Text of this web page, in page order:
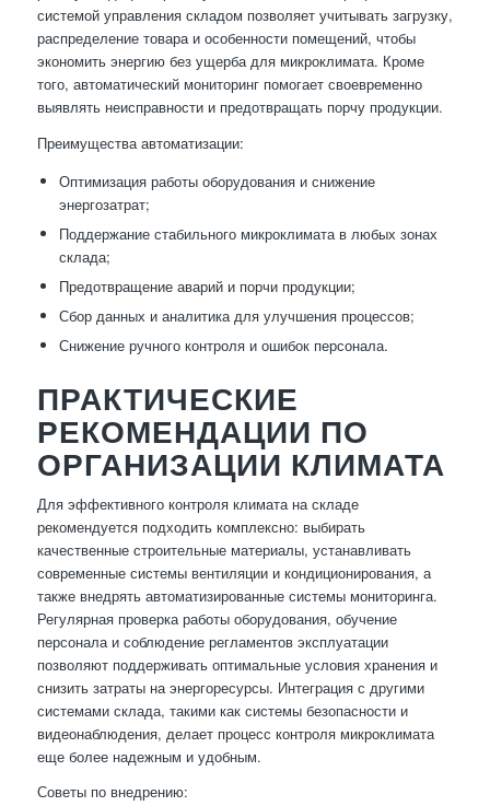
системой управления складом позволяет учитывать загрузку,
распределение товара и особенности помещений, чтобы
экономить энергию без ущерба для микроклимата. Кроме
того, автоматический мониторинг помогает своевременно
выявлять неисправности и предотвращать порчу продукции.
Преимущества автоматизации:
Оптимизация работы оборудования и снижение
энергозатрат;
Поддержание стабильного микроклимата в любых зонах
склада;
Предотвращение аварий и порчи продукции;
Сбор данных и аналитика для улучшения процессов;
Снижение ручного контроля и ошибок персонала.
ПРАКТИЧЕСКИЕ
РЕКОМЕНДАЦИИ ПО
ОРГАНИЗАЦИИ КЛИМАТА
Для эффективного контроля климата на складе
рекомендуется подходить комплексно: выбирать
качественные строительные материалы, устанавливать
современные системы вентиляции и кондиционирования, а
также внедрять автоматизированные системы мониторинга.
Регулярная проверка работы оборудования, обучение
персонала и соблюдение регламентов эксплуатации
позволяют поддерживать оптимальные условия хранения и
снизить затраты на энергоресурсы. Интеграция с другими
системами склада, такими как системы безопасности и
видеонаблюдения, делает процесс контроля микроклимата
еще более надежным и удобным.
Советы по внедрению: